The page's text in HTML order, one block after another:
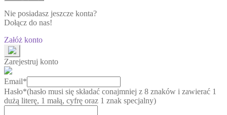
Nie posiadasz jeszcze konta?
Dołącz do nas!
Załóż konto
Zarejestruj konto
Email*
Hasło*(hasło musi się składać conajmniej z 8 znaków i zawierać 1
dużą literę, 1 małą, cyfrę oraz 1 znak specjalny)